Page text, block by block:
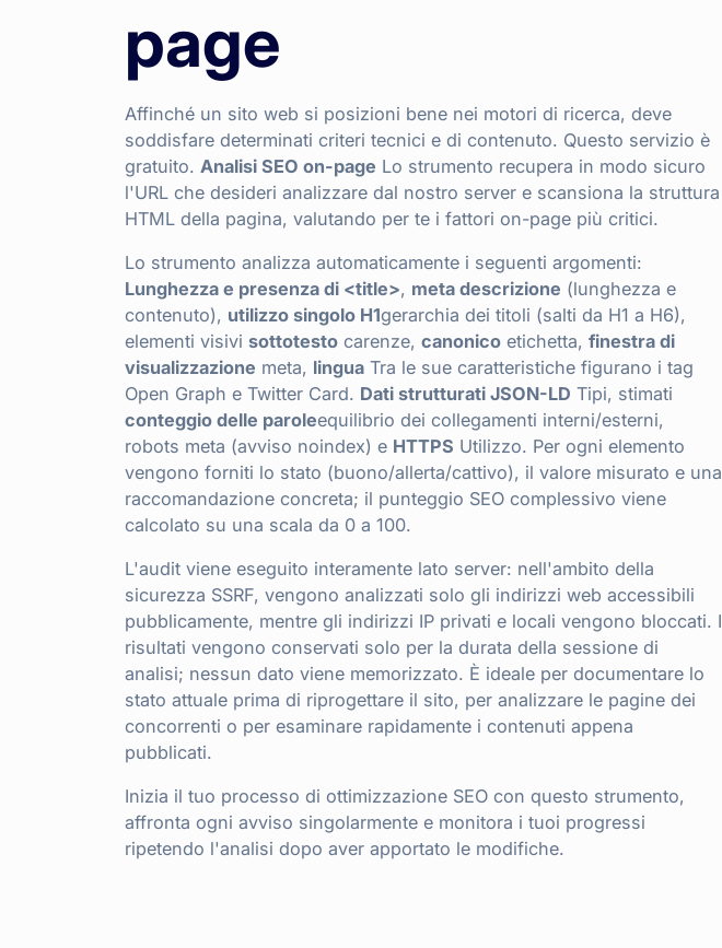
page
Affinché un sito web si posizioni bene nei motori di ricerca, deve
soddisfare determinati criteri tecnici e di contenuto. Questo servizio è
gratuito. Analisi SEO on-page Lo strumento recupera in modo sicuro
l'URL che desideri analizzare dal nostro server e scansiona la struttura
HTML della pagina, valutando per te i fattori on-page più critici.
Lo strumento analizza automaticamente i seguenti argomenti:
Lunghezza e presenza di <title>, meta descrizione (lunghezza e
contenuto), utilizzo singolo H1gerarchia dei titoli (salti da H1 a H6),
elementi visivi sottotesto carenze, canonico etichetta, finestra di
visualizzazione meta, lingua Tra le sue caratteristiche figurano i tag
Open Graph e Twitter Card. Dati strutturati JSON-LD Tipi, stimati
conteggio delle paroleequilibrio dei collegamenti interni/esterni,
robots meta (avviso noindex) e HTTPS Utilizzo. Per ogni elemento
vengono forniti lo stato (buono/allerta/cattivo), il valore misurato e una
raccomandazione concreta; il punteggio SEO complessivo viene
calcolato su una scala da 0 a 100.
L'audit viene eseguito interamente lato server: nell'ambito della
sicurezza SSRF, vengono analizzati solo gli indirizzi web accessibili
pubblicamente, mentre gli indirizzi IP privati e locali vengono bloccati. I
risultati vengono conservati solo per la durata della sessione di
analisi; nessun dato viene memorizzato. È ideale per documentare lo
stato attuale prima di riprogettare il sito, per analizzare le pagine dei
concorrenti o per esaminare rapidamente i contenuti appena
pubblicati.
Inizia il tuo processo di ottimizzazione SEO con questo strumento,
affronta ogni avviso singolarmente e monitora i tuoi progressi
ripetendo l'analisi dopo aver apportato le modifiche.